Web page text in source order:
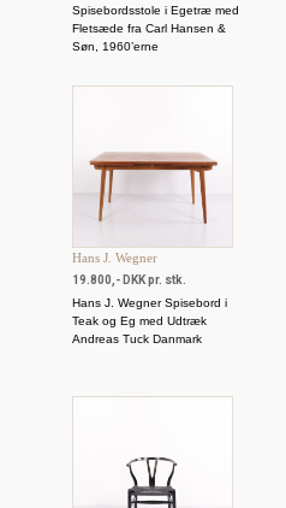
Spisebordsstole i Egetræ med
Fletsæde fra Carl Hansen &
Søn, 1960’erne
Hans J. Wegner
19.800,- DKK pr. stk.
Hans J. Wegner Spisebord i
Teak og Eg med Udtræk
Andreas Tuck Danmark